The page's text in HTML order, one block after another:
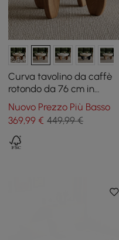
Curva tavolino da caffè
rotondo da 76 cm in
cemento con gambe in
legno di frassino
Nuovo Prezzo Più Basso
369,99 € 449,99 €